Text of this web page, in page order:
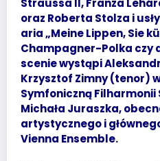
Straussa II, Franza
oraz Roberta Stolza i
aria „Meine Lippen, Sie
Champagner-Polka czy
scenie wystąpi
Krzysztof Zimny (tenor)
Symfoniczną
Michała Juraszka,
artystycznego i
Vienna Ensemble.